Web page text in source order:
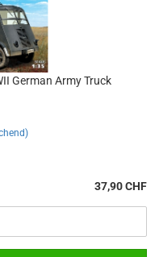
German Army Truck
37,90 CHF